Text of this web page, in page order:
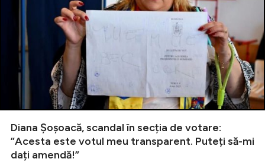
Diana Șoșoacă, scandal în secția de votare:
”Acesta este votul meu transparent. Puteți să-mi
dați amendă!”